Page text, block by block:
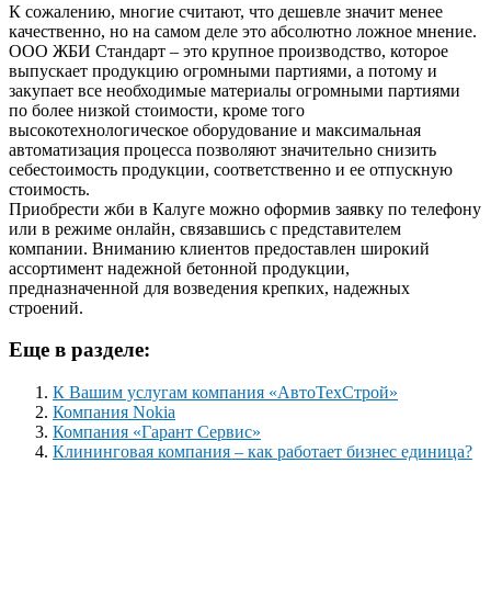
К сожалению, многие считают, что дешевле значит менее
качественно, но на самом деле это абсолютно ложное мнение.
ООО ЖБИ Стандарт – это крупное производство, которое
выпускает продукцию огромными партиями, а потому и
закупает все необходимые материалы огромными партиями
по более низкой стоимости, кроме того
высокотехнологическое оборудование и максимальная
автоматизация процесса позволяют значительно снизить
себестоимость продукции, соответственно и ее отпускную
стоимость.
Приобрести жби в Калуге можно оформив заявку по телефону
или в режиме онлайн, связавшись с представителем
компании. Вниманию клиентов предоставлен широкий
ассортимент надежной бетонной продукции,
предназначенной для возведения крепких, надежных
строений.
Еще в разделе:
К Вашим услугам компания «АвтоТехСтрой»
Компания Nokia
Компания «Гарант Сервис»
Клининговая компания – как работает бизнес единица?